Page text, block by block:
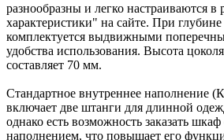
разнообразны и легко настраиваются в
характеристики" на сайте. При
комплектуется выдвижными
удобства использования. Высота
составляет 70 мм.
Стандартное внутреннее наполнение
включает две штанги для длинной
однако есть возможность заказать
наполнением, что повышает его